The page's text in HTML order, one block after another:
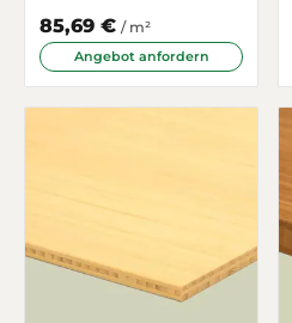
schichtig
85,69 € / m²
Angebot anfordern